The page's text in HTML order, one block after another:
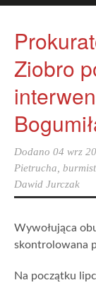
Ziobro
Dodano 04 wrz
Pietrucha
Dawid Jurczak
Wywołująca
skontrolowana
Na początku